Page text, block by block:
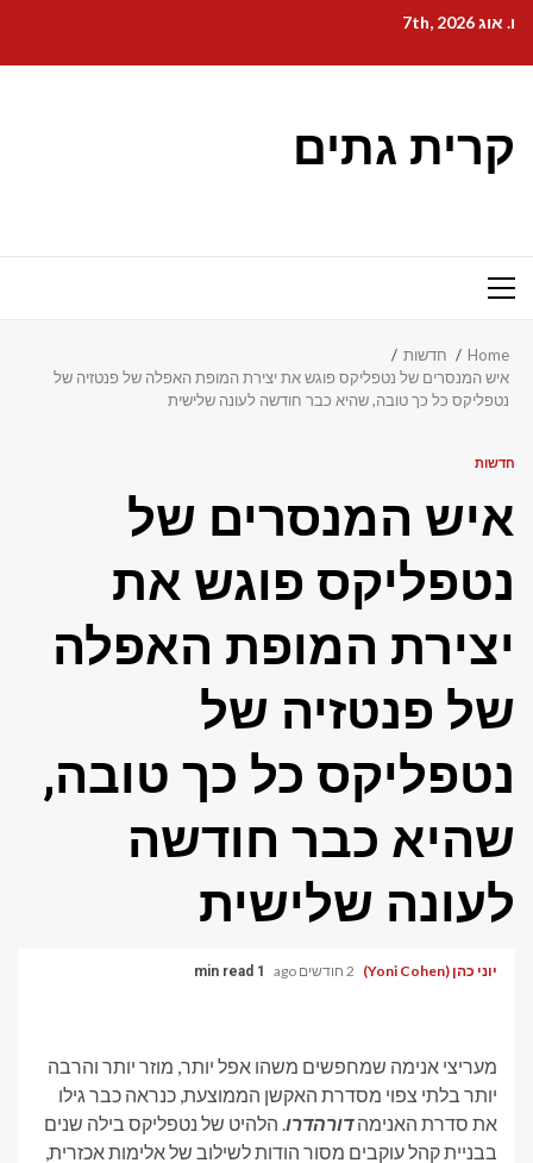
content
ו. אוג 7th, 2026
קרית גתים
Primary
Home
חדשות
איש המנסרים של נטפליקס פוגש את יצירת המופת האפלה של פנטזיה של
נטפליקס כל כך טובה, שהיא כבר חודשה לעונה שלישית
חדשות
איש המנסרים של
נטפליקס פוגש את
יצירת המופת האפלה
של פנטזיה של
נטפליקס כל כך טובה,
שהיא כבר חודשה
לעונה שלישית
יוני כהן (Yoni Cohen) 2 חודשים ago 1 min read
מעריצי אנימה שמחפשים משהו אפל יותר, מוזר יותר והרבה
יותר בלתי צפוי מסדרת האקשן הממוצעת, כנראה כבר גילו
את סדרת האנימהדורהדרו. הלהיט של נטפליקס בילה שנים
בבניית קהל עוקבים מסור הודות לשילוב של אלימות אכזרית,